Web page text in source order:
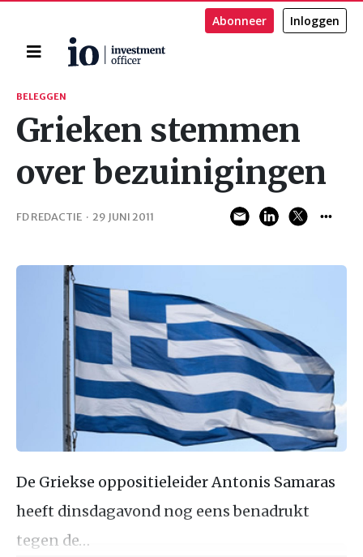
Home
Abonneer Inloggen
Zoeken
BELEGGEN
Grieken stemmen
over bezuinigingen
FD REDACTIE · 29 JUNI 2011
De Griekse oppositieleider Antonis Samaras
heeft dinsdagavond nog eens benadrukt
tegen de…